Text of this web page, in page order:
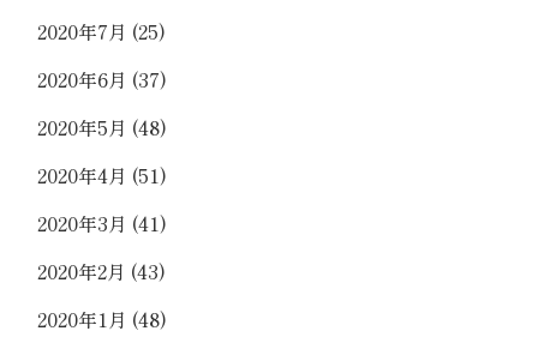
2020年7月 (25)
2020年6月 (37)
2020年5月 (48)
2020年4月 (51)
2020年3月 (41)
2020年2月 (43)
2020年1月 (48)